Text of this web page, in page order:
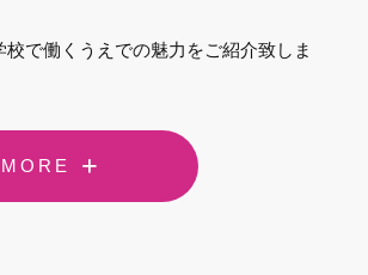
校で働くうえでの魅力をご紹介致しま
MORE